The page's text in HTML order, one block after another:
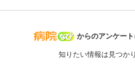
病院なび
からのアンケート
知りたい情報は見つか